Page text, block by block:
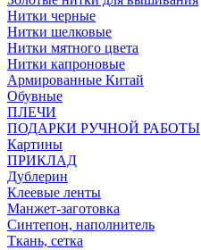
Нитки черные
Нитки шелковые
Нитки мятного цвета
Нитки капроновые
Армированные Китай
Обувные
ПЛЕЧИ
ПОДАРКИ РУЧНОЙ РАБОТЫ
Картины
ПРИКЛАД
Дублерин
Клеевые ленты
Манжет-заготовка
Синтепон, наполнитель
Ткань, сетка